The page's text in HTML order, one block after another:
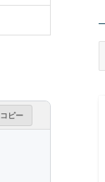
コピー